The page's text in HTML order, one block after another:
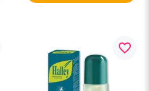
favorite_border